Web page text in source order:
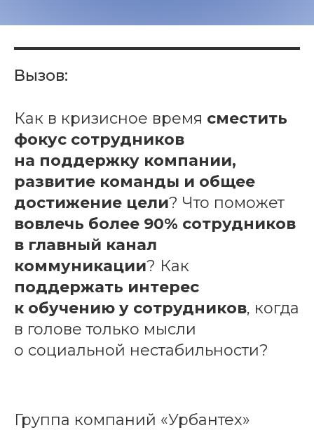
Вызов:
Как в кризисное время сместить
фокус сотрудников
на поддержку компании,
развитие команды и общее
достижение цели? Что поможет
вовлечь более 90% сотрудников
в главный канал
коммуникации? Как
поддержать интерес
к обучению у сотрудников, когда
в голове только мысли
о социальной нестабильности?
Группа компаний «Урбантех»